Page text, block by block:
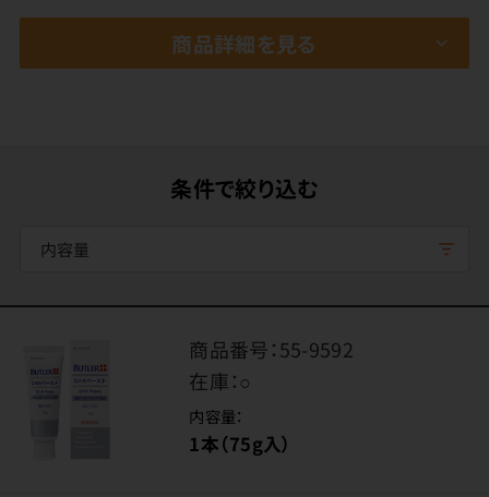
商品詳細を見る
条件で絞り込む
内容量
商品番号：55-9592
在庫：○
内容量：
1本（75g入）